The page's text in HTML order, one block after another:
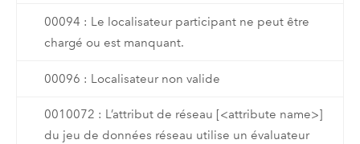
00094 : Le localisateur participant ne peut être
chargé ou est manquant.
00096 : Localisateur non valide
0010072 : L’attribut de réseau [<attribute name>]
du jeu de données réseau utilise un évaluateur